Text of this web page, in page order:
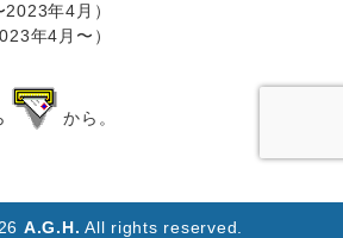
年4月）
年4月〜）
から。
A.G.H. All rights reserved.